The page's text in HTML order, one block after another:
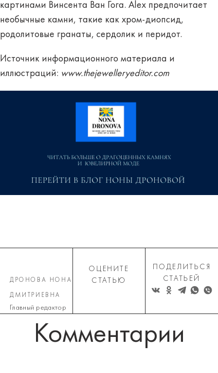
картинами Винсента Ван Гога. Alex предпочитает
необычные камни, такие как хром-диопсид,
родолитовые гранаты, сердолик и перидот.
Источник информационного материала и
иллюстраций: www.thejewelleryeditor.com
ДРОНОВА НОНА
ДМИТРИЕВНА
Главный редактор
ОЦЕНИТЕ
СТАТЬЮ
ПОДЕЛИТЬСЯ
СТАТЬЕЙ
Комментарии